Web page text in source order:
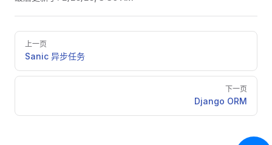
Pager
上一页
Sanic 异步任务
下一页
Django ORM